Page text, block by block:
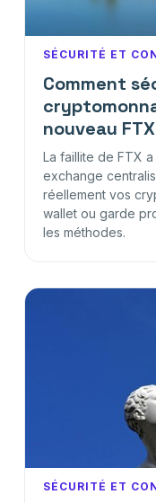
SÉCURITÉ ET
Comment
nouveau FTX
La faillite de FTX
exchange
réellement vos
wallet ou garde
les méthodes.
SÉCURITÉ ET